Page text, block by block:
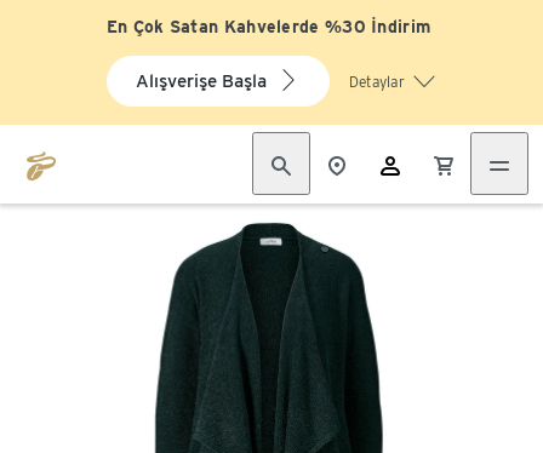
En Çok Satan Kahvelerde %30 İndirim
Alışverişe Başla Detaylar